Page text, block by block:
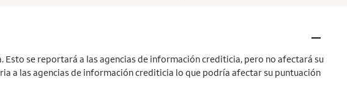
–
se reportará a las agencias de información crediticia, pero no afectará su
a las agencias de información crediticia lo que podría afectar su puntuación